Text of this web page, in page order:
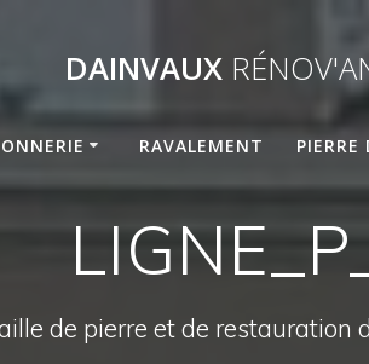
DAINVAUX
RAVALEMENT PIERRE
de pierre et de